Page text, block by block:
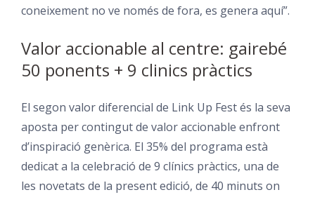
coneixement no ve només de fora, es genera aquí”.
Valor accionable al centre: gairebé
50 ponents + 9 clinics pràctics
El segon valor diferencial de Link Up Fest és la seva
aposta per contingut de valor accionable enfront
d’inspiració genèrica. El 35% del programa està
dedicat a la celebració de 9 clínics pràctics, una de
les novetats de la present edició, de 40 minuts on